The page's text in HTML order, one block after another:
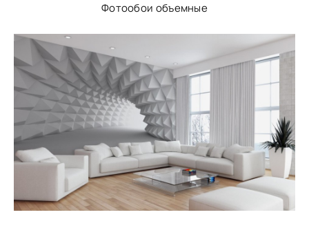
Фотообои объемные